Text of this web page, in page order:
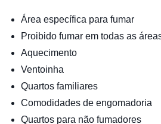
Área específica para fumar
Proibido fumar em todas as
Aquecimento
Ventoinha
Quartos familiares
Comodidades de engomadoria
Quartos para não fumadores